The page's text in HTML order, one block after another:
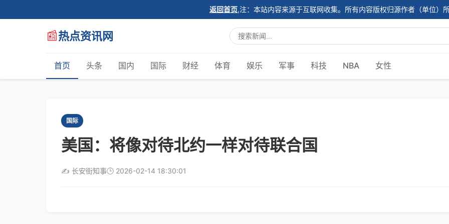
返回首页,注：本站内容来源于互联网收集。所有内容版权归源作者（单位）所
📰热点资讯网
首页 头条 国内 国际 财经 体育 娱乐 军事 科技 NBA 女性
国际
美国：将像对待北约一样对待联合国
✍️ 长安街知事🕒 2026-02-14 18:30:01